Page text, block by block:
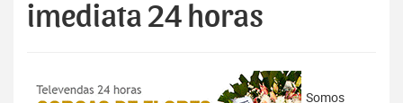
imediata 24 horas
Somos